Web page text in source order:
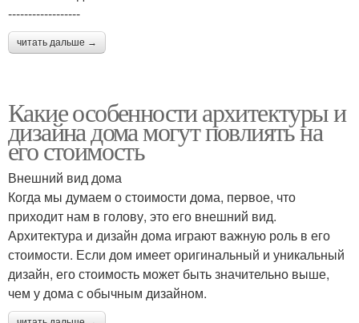
------------------
читать дальше →
Какие особенности архитектуры и
дизайна дома могут повлиять на
его стоимость
Внешний вид дома
Когда мы думаем о стоимости дома, первое, что
приходит нам в голову, это его внешний вид.
Архитектура и дизайн дома играют важную роль в его
стоимости. Если дом имеет оригинальный и уникальный
дизайн, его стоимость может быть значительно выше,
чем у дома с обычным дизайном.